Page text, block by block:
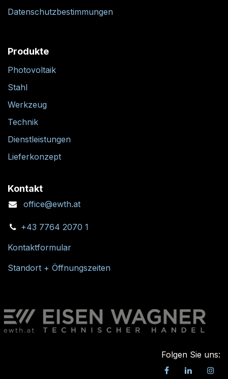
Datenschutzbestimmungen
Produkte
Photovoltaik
Stahl
Werkzeug
Technik
Dienstleistungen
Lieferkonzept
Kontakt
office@ewth.at
+43 7764 2070 1
Kontaktformular
Standort + Öffnungszeiten
Folgen Sie uns: